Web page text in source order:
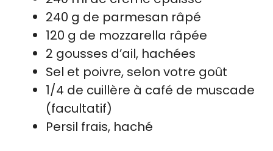
240 g de parmesan râpé
120 g de mozzarella râpée
2 gousses d’ail, hachées
Sel et poivre, selon votre goût
1/4 de cuillère à café de muscade
(facultatif)
Persil frais, haché